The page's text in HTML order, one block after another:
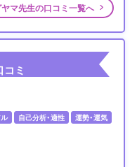
マ先生の口コミ一覧へ
ミ
自己分析・適性 運勢・運気